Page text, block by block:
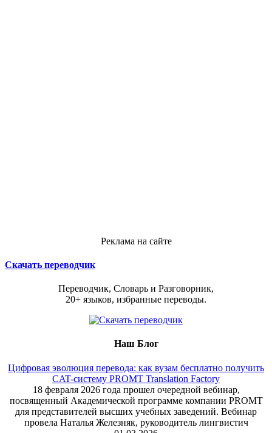
Реклама на сайте
Скачать переводчик
Переводчик, Словарь и Разговорник,
20+ языков, избранные переводы.
Наш Блог
Цифровая эволюция перевода: как вузам бесплатно получить
CAT-систему PROMT Translation Factory
18 февраля 2026 года прошел очередной вебинар,
посвященный Академической программе компании PROMT
для представителей высших учебных заведений. Вебинар
провела Наталья Железняк, руководитель лингвистич